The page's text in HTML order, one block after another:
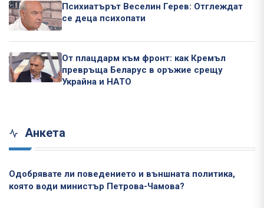
Психиатърът Веселин Герев: Отглеждат
се деца психопати
От плацдарм към фронт: как Кремъл
превръща Беларус в оръжие срещу
Украйна и НАТО
Анкета
Одобрявате ли поведението и външната политика,
която води министър Петрова-Чамова?